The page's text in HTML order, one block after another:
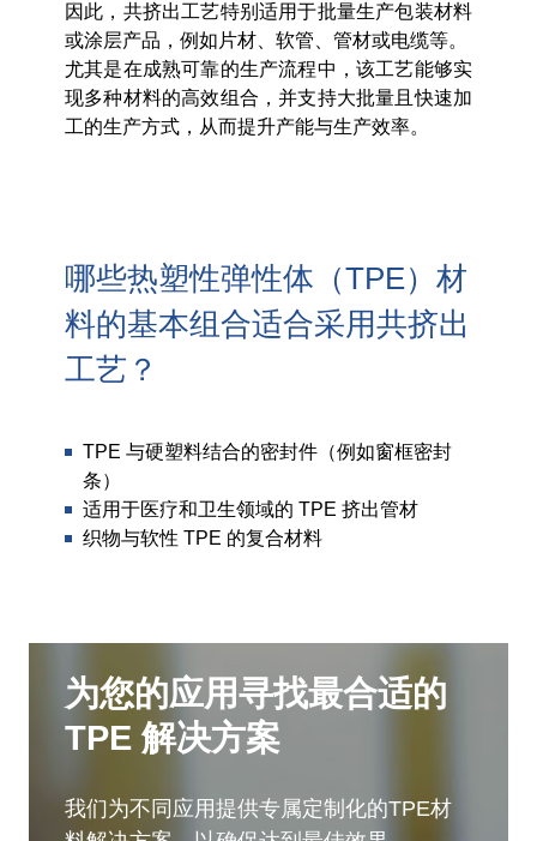
因此，共挤出工艺特别适用于批量生产包装材料
或涂层产品，例如片材、软管、管材或电缆等。
尤其是在成熟可靠的生产流程中，该工艺能够实
现多种材料的高效组合，并支持大批量且快速加
工的生产方式，从而提升产能与生产效率。
哪些热塑性弹性体（TPE）材
料的基本组合适合采用共挤出
工艺？
TPE 与硬塑料结合的密封件（例如窗框密封
条）
适用于医疗和卫生领域的 TPE 挤出管材
织物与软性 TPE 的复合材料
为您的应用寻找最合适的
TPE 解决方案
我们为不同应用提供专属定制化的TPE材